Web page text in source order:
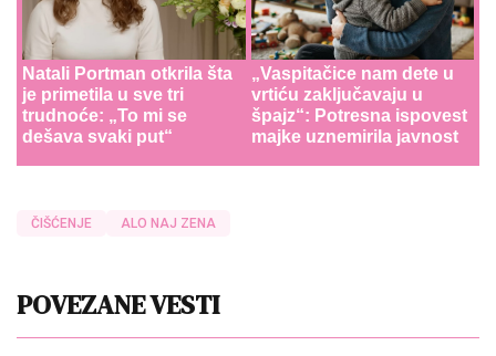
Natali Portman otkrila šta
je primetila u sve tri
trudnoće: „To mi se
dešava svaki put“
„Vaspitačice nam dete u
vrtiću zaključavaju u
špajz“: Potresna ispovest
majke uznemirila javnost
ČIŠĆENJE ALO NAJ ZENA
POVEZANE VESTI